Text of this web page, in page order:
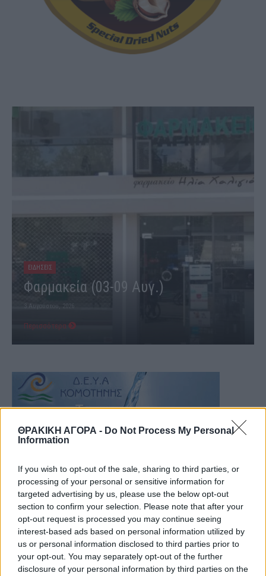
ΘΡΑΚΙΚΗ ΑΓΟΡΑ - Do Not Process My Personal
Information
If you wish to opt-out of the sale, sharing to third parties, or
processing of your personal or sensitive information for
targeted advertising by us, please use the below opt-out
section to confirm your selection. Please note that after your
opt-out request is processed you may continue seeing
interest-based ads based on personal information utilized by
us or personal information disclosed to third parties prior to
your opt-out. You may separately opt-out of the further
disclosure of your personal information by third parties on the
ΕΙΔΗΣΕΙΣ
Φαρμακεία (03-09 Αυγ.)
3 Αυγούστου, 2026
Περισσότερα